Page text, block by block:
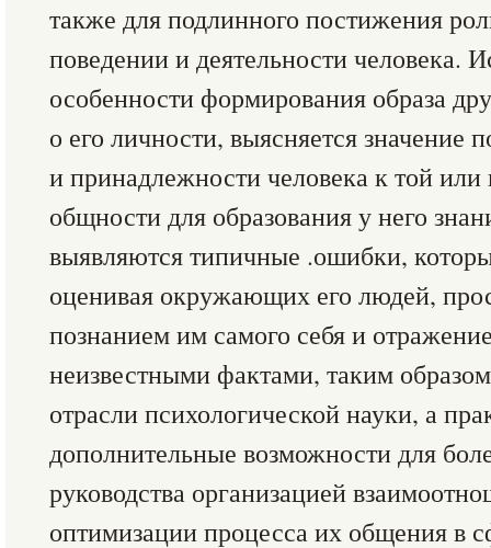
также для подлинного постижения
поведении и деятельности человека.
особенности формирования образа
о его личности, выясняется значение
и принадлежности человека к той
общности для образования у него
выявляются типичные .ошибки,
оценивая окружающих его людей,
познанием им самого себя и
неизвестными фактами, таким
отрасли психологической науки, а
дополнительные возможности для
руководства организацией
оптимизации процесса их общения в